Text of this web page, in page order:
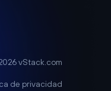
vStack.com
de privacidad